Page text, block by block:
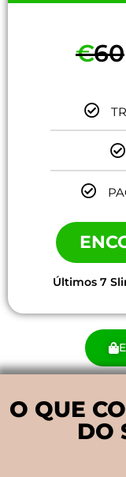
€60
Últimos 7
O QUE
DO